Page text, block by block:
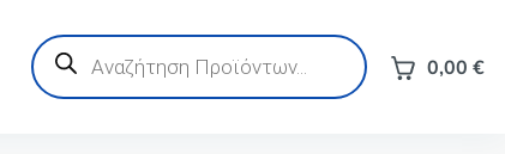
Products
search 0,00 €